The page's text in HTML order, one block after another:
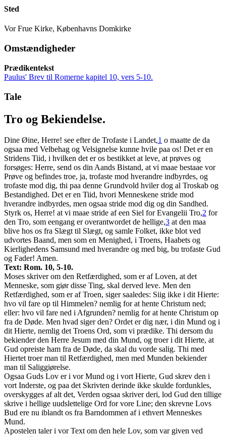
Sted
Vor Frue Kirke, Københavns Domkirke
Omstændigheder
Prædikentekst
Paulus' Brev til Romerne kapitel 10, vers 5-10.
Tale
Tro og Bekiendelse.
Dine Øine, Herre! see efter de Trofaste i Landet,1 o maatte de da
ogsaa med Velbehag og Velsignelse kunne hvile paa os! Det er en
Stridens Tiid, i hvilken det er os bestikket at leve, at prøves og
forsøges: Herre, send os din Aands Bistand, at vi maae bestaae vor
Prøve og befindes troe, ja, trofaste mod hverandre indbyrdes, og
trofaste mod dig, thi paa denne Grundvold hviler dog al Troskab og
Bestandighed. Det er en Tiid, hvori Menneskene stride mod
hverandre indbyrdes, men ogsaa stride mod dig og din Sandhed.
Styrk os, Herre! at vi maae stride af een Siel for Evangelii Tro,2 for
den Tro, som eengang er overantwordet de hellige,3 at den maa
blive hos os fra Slægt til Slægt, og samle Folket, ikke blot ved
udvortes Baand, men som en Menighed, i Troens, Haabets og
Kierlighedens Samsund med hverandre og med big, bu trofaste Gud
og Fader! Amen.
Text: Rom. 10, 5-10.
Moses skriver om den Retfærdighed, som er af Loven, at det
Menneske, som giør disse Ting, skal derved leve. Men den
Retfærdighed, som er af Troen, siger saaledes: Siig ikke i dit Hierte:
hvo vil fare op til Himmelen? nemlig for at hente Christum ned;
eller: hvo vil fare ned i Afgrunden? nemlig for at hente Christum op
fra de Døde. Men hvad siger den? Ordet er dig nær, i din Mund og i
dit Hierte, nemlig det Troens Ord, som vi prædike. Thi dersom du
bekiender den Herre Jesum med din Mund, og troer i dit Hierte, at
Gud opreiste ham fra de Døde, da skal du vorde salig. Thi med
Hiertet troer man til Retfærdighed, men med Munden bekiender
man til Saliggiørelse.
Ogsaa Guds Lov er i vor Mund og i vort Hierte, Gud skrev den i
vort Inderste, og paa det Skrivten derinde ikke skulde fordunkles,
overskygges af alt det, Verden ogsaa skriver deri, lod Gud den tillige
skrive i hellige uudslettelige Ord for vore Line; den skrevne Lovs
Bud ere nu iblandt os fra Barndommen af i ethvert Menneskes
Mund.
Apostelen taler i vor Text om den hele Lov, som var given ved